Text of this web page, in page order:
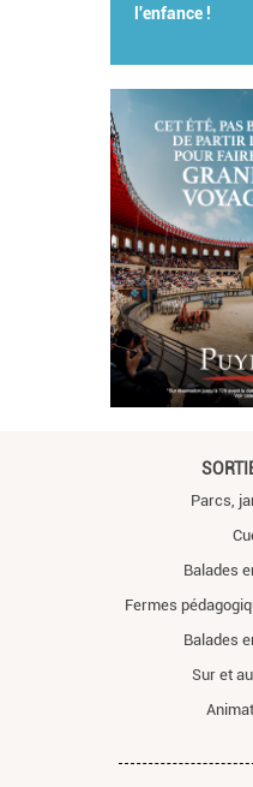
l'enfance !
Parcs,
Balades
Fermes
Balades
Sur et